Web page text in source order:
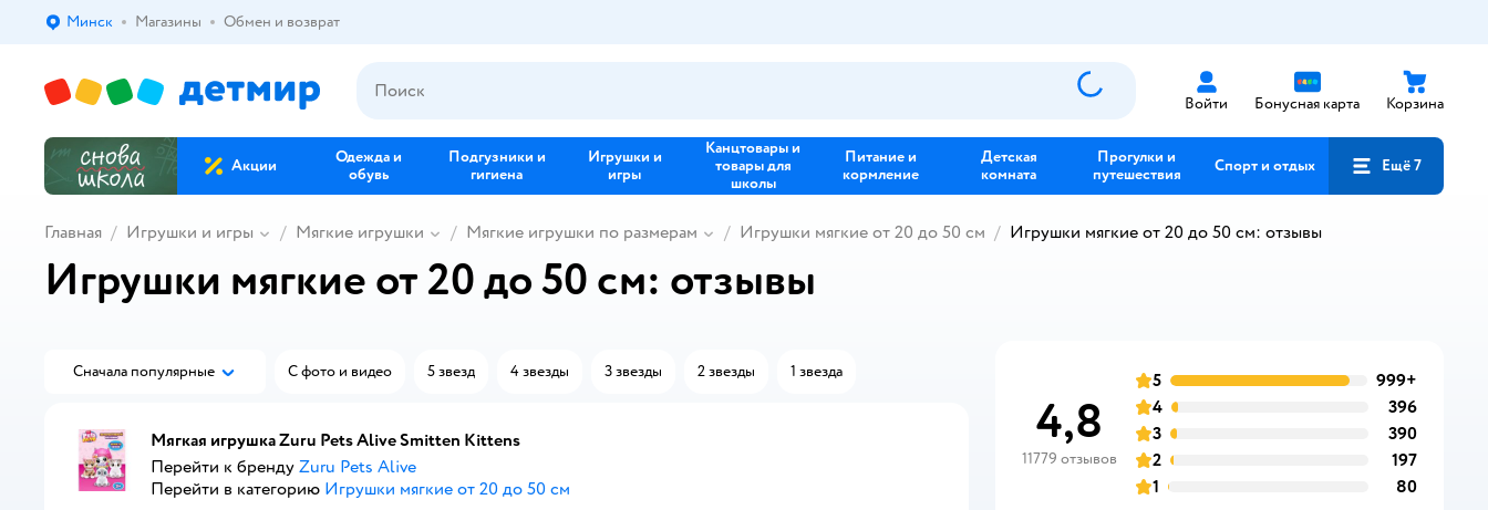
Выбор адреса доставки.
Минск Магазины Обмен и возврат
Войти Бонусная карта Корзина
Акции
Одежда и
обувь
Подгузники и
гигиена
Игрушки и
игры
Канцтовары и
товары для
школы
Питание и
кормление
Детская
комната
Прогулки и
путешествия
Спорт и отдых Ещё 7
Главная Игрушки и игры Мягкие игрушки Мягкие игрушки по размерам Игрушки мягкие от 20 до 50 см Игрушки мягкие от 20 до 50 см: отзывы
Игрушки мягкие от 20 до 50 см: отзывы
Сначала популярные С фото и видео 5 звезд 4 звезды 3 звезды 2 звезды 1 звезда
Мягкая игрушка Zuru Pets Alive Smitten Kittens
Перейти к бренду Zuru Pets Alive
Перейти в категорию Игрушки мягкие от 20 до 50 см
4,8
11779 отзывов
оценка
5 999+
оценка
4 396отзывов
оценка
3 390отзывов
оценка
2 197отзывов
оценка
1 80отзывов